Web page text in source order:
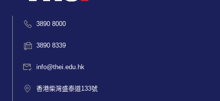
3890 8000
3890 8339
info@thei.edu.hk
香港柴灣盛泰道133號